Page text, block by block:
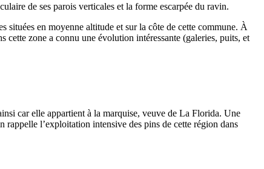
de ses parois verticales et la forme escarpée du ravin.
situées en moyenne altitude et sur la côte de cette commune. À
cette zone a connu une évolution intéressante (galeries, puits, et
car elle appartient à la marquise, veuve de La Florida. Une
rappelle l’exploitation intensive des pins de cette région dans